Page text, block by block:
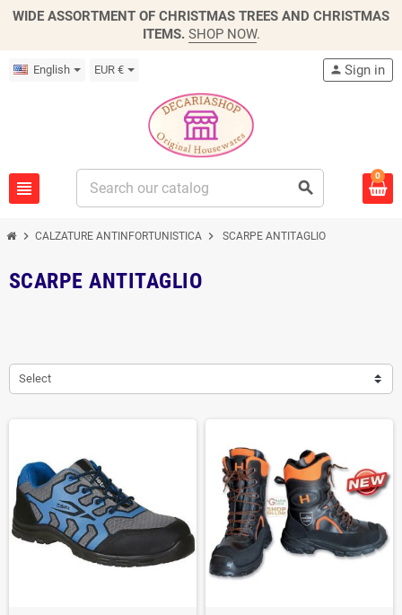
WIDE ASSORTMENT OF CHRISTMAS TREES AND CHRISTMAS
ITEMS. SHOP NOW.
English EUR €
view_headline search
person Sign in
0
chevron_right CALZATURE ANTINFORTUNISTICA chevron_right SCARPE ANTITAGLIO
SCARPE ANTITAGLIO
Select